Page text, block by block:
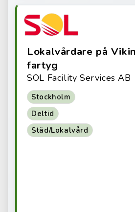
Lokalvårdare på
fartyg
SOL Facility Services AB
Stockholm
Deltid
Städ/Lokalvård